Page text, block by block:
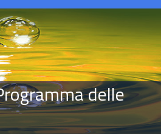
delle